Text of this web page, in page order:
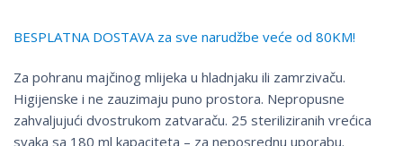
BESPLATNA DOSTAVA za sve narudžbe veće od 80KM!
Za pohranu majčinog mlijeka u hladnjaku ili zamrzivaču.
Higijenske i ne zauzimaju puno prostora. Nepropusne
zahvaljujući dvostrukom zatvaraču. 25 steriliziranih vrećica
svaka sa 180 ml kapaciteta – za neposrednu uporabu.